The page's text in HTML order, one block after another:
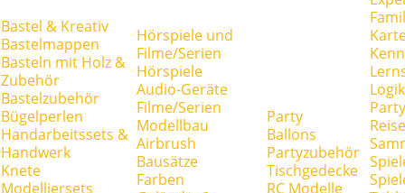
Bastel & Kreativ
Bastelmappen
Basteln mit Holz &
Zubehör
Bastelzubehör
Bügelperlen
Handarbeitssets &
Handwerk
Knete
Modelliersets
Hörspiele und
Filme/Serien
Hörspiele
Audio-Geräte
Filme/Serien
Modellbau
Airbrush
Bausätze
Farben
Party
Ballons
Partyzubehör
Tischgedecke
RC Modelle